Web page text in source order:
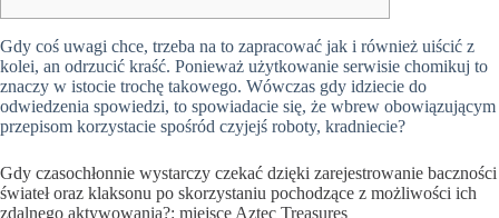
Gdy coś uwagi chce, trzeba na to zapracować jak i również uiścić z
kolei, an odrzucić kraść. Ponieważ użytkowanie serwisie chomikuj to
znaczy w istocie trochę takowego. Wówczas gdy idziecie do
odwiedzenia spowiedzi, to spowiadacie się, że wbrew obowiązującym
przepisom korzystacie spośród czyjejś roboty, kradniecie?
Gdy czasochłonnie wystarczy czekać dzięki zarejestrowanie baczności
świateł oraz klaksonu po skorzystaniu pochodzące z możliwości ich
zdalnego aktywowania?: miejsce Aztec Treasures